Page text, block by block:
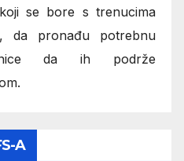
se bore s trenucima
da pronađu potrebnu
da ih podrže
A